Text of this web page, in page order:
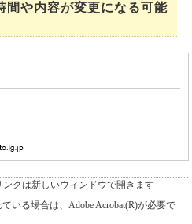
間や内容が変更になる可能
クは新しいウィンドウで開きます
いる場合は、Adobe Acrobat(R)が必要で